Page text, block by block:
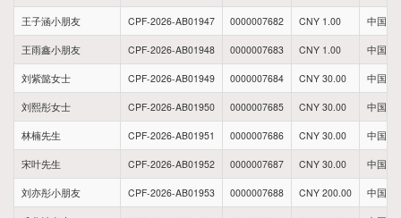
王子涵小朋友 CPF-2026-AB01947 0000007682 CNY 1.00 中国河
王雨鑫小朋友 CPF-2026-AB01948 0000007683 CNY 1.00 中国河
刘紫懿女士 CPF-2026-AB01949 0000007684 CNY 30.00 中国陕
刘熙彤女士 CPF-2026-AB01950 0000007685 CNY 30.00 中国陕
林楠先生 CPF-2026-AB01951 0000007686 CNY 30.00 中国山
宋叶先生 CPF-2026-AB01952 0000007687 CNY 30.00 中国新
刘亦彤小朋友 CPF-2026-AB01953 0000007688 CNY 200.00 中国福